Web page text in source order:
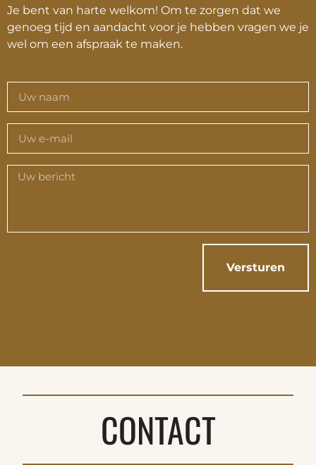
Je bent van harte welkom! Om te zorgen dat we
genoeg tijd en aandacht voor je hebben vragen we je
wel om een afspraak te maken.
Versturen
CONTACT